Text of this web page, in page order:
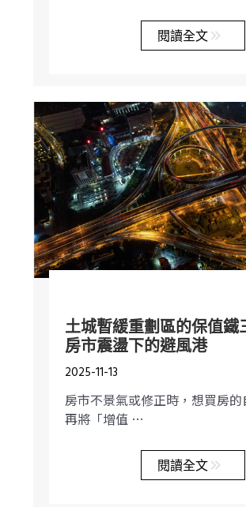
閱讀全文
土城暫緩重劃區的保值鐵
房市震盪下的避風港
2025-11-13
房市不景氣或修正時，想買房
再將「增值 …
閱讀全文